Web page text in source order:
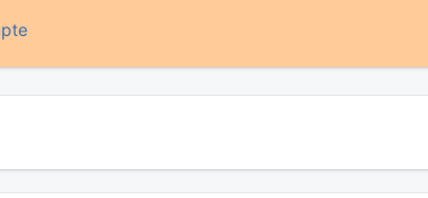
(current)